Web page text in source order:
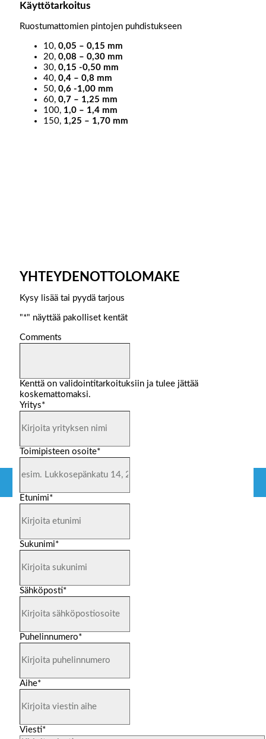
Käyttötarkoitus
Ruostumattomien pintojen puhdistukseen
10, 0,05 – 0,15 mm
20, 0,08 – 0,30 mm
30, 0,15 -0,50 mm
40, 0,4 – 0,8 mm
50, 0,6 -1,00 mm
60, 0,7 – 1,25 mm
100, 1,0 – 1,4 mm
150, 1,25 – 1,70 mm
YHTEYDENOTTOLOMAKE
Kysy lisää tai pyydä tarjous
"*" näyttää pakolliset kentät
Comments
Kenttä on validointitarkoituksiin ja tulee jättää
koskemattomaksi.
Yritys*
Toimipisteen osoite*
Etunimi*
Sukunimi*
Sähköposti*
Puhelinnumero*
Aihe*
Viesti*